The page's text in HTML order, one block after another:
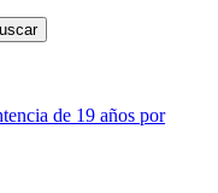
de 19 años por